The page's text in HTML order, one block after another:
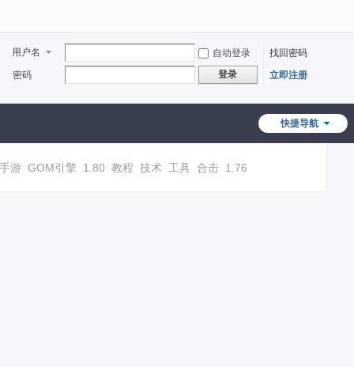
用户名 自动登录
找回密码
密码
登录 立即注册
快捷导航
游 GOM引擎 1.80 教程 技术 工具 合击 1.76